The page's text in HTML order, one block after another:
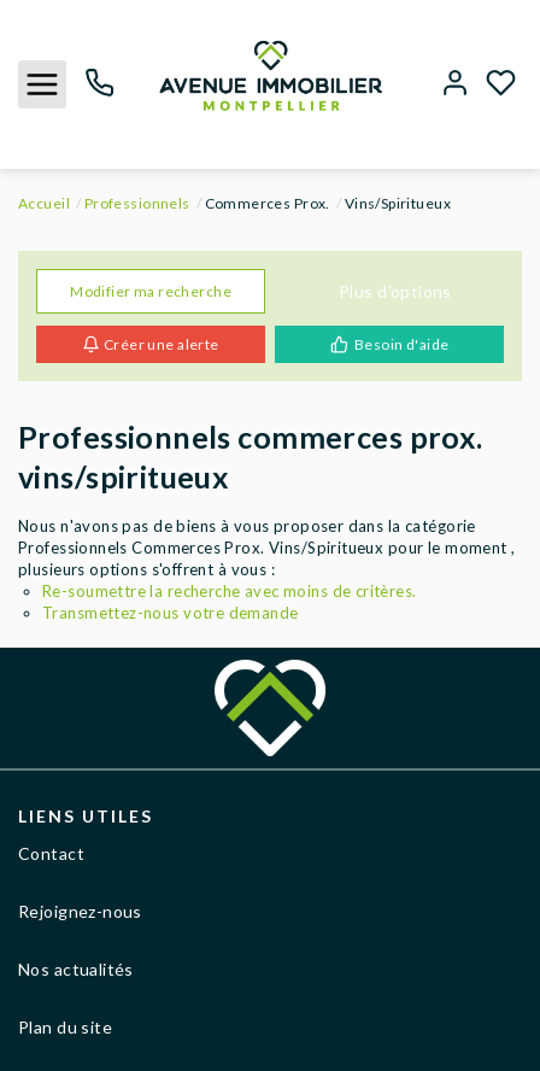
ACHETER
LOUER
BIENS VENDUS
ESTIMER
AGENCES
Accueil Professionnels Commerces Prox. Vins/Spiritueux
Modifier ma recherche Plus d'options
Créer une alerte Besoin d'aide
Professionnels commerces prox.
vins/spiritueux
Nous n'avons pas de biens à vous proposer dans la catégorie
Professionnels Commerces Prox. Vins/Spiritueux pour le moment ,
plusieurs options s'offrent à vous :
Re-soumettre la recherche avec moins de critères.
Transmettez-nous votre demande
LIENS UTILES
Contact
Rejoignez-nous
Nos actualités
Plan du site